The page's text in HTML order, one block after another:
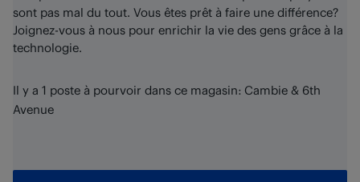
sont pas mal du tout. Vous êtes prêt à faire une différence?
Joignez-vous à nous pour enrichir la vie des gens grâce à la
technologie.
Il y a 1 poste à pourvoir dans ce magasin: Cambie & 6th
Avenue